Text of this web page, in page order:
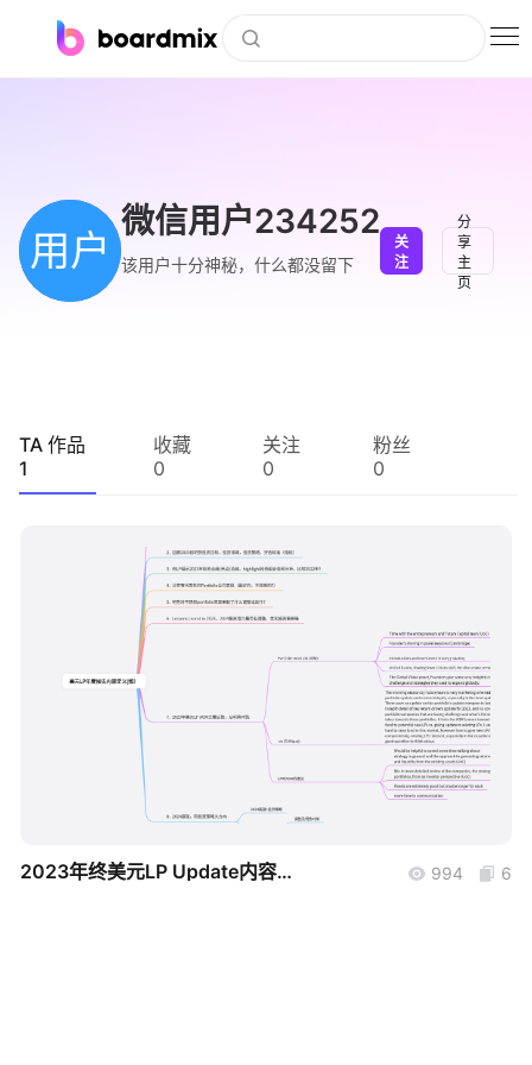
下载
会员
企业服务
知识分享社区
用户
微信用户234252
该用户十分神秘，什么都没留下
关
注
分
享
主
页
TA 作品
1
收藏
0
关注
0
粉丝
0
boardmix
2023年终美元LP Update内容框架 994 6